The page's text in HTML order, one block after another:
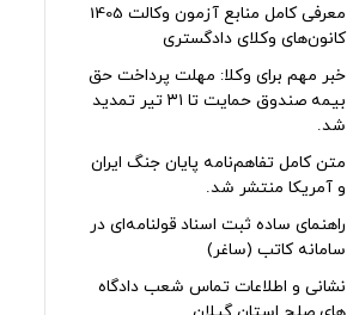
معرفی کامل منابع آزمون وکالت 1405
کانون‌های وکلای دادگستری
خبر مهم برای وکلا: مهلت پرداخت حق
بیمه صندوق حمایت تا ۳۱ تیر تمدید
شد.
متن کامل تفاهم‌نامه پایان جنگ ایران
و آمریکا منتشر شد.
راهنمای ساده ثبت اسناد قولنامه‌ای در
سامانه کاتب (ساغر)
نشانی و اطلاعات تماس شعب دادگاه